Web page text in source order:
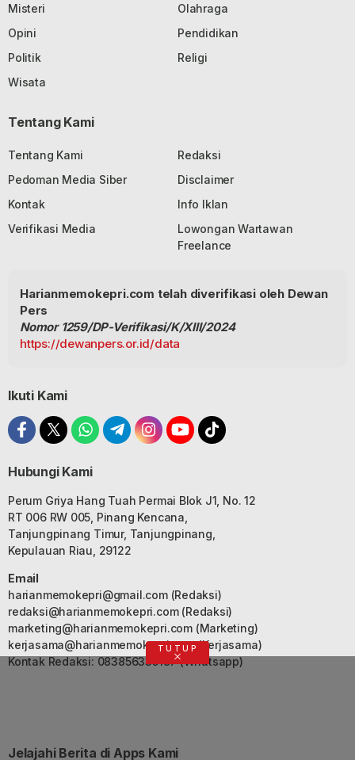
Misteri
Olahraga
Opini
Pendidikan
Politik
Religi
Wisata
Tentang Kami
Tentang Kami
Redaksi
Pedoman Media Siber
Disclaimer
Kontak
Info Iklan
Verifikasi Media
Lowongan Wartawan
Freelance
Harianmemokepri.com telah diverifikasi oleh Dewan
Pers
Nomor 1259/DP-Verifikasi/K/XIII/2024
https://dewanpers.or.id/data
Ikuti Kami
Hubungi Kami
Perum Griya Hang Tuah Permai Blok J1, No. 12
RT 006 RW 005, Pinang Kencana,
Tanjungpinang Timur, Tanjungpinang,
Kepulauan Riau, 29122
Email
harianmemokepri@gmail.com(Redaksi)
redaksi@harianmemokepri.com(Redaksi)
marketing@harianmemokepri.com(Marketing)
kerjasama@harianmemokepri.com(Kerjasama)
Kontak Redaksi: 083856335187 (Whatsapp)
Jelajahi Berita di Apps Kami
TUTUP